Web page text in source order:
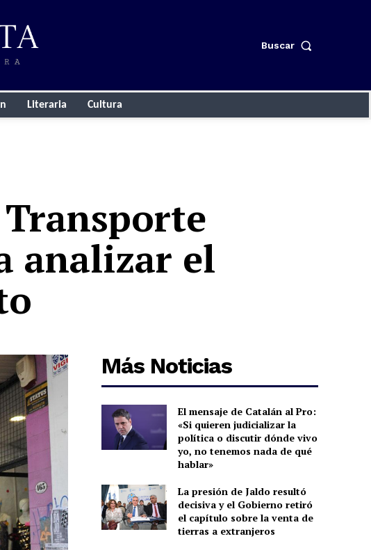
Buscar
Literaria Cultura
analizar el
Más Noticias
El mensaje de Catalán al Pro:
«Si quieren judicializar la
política o discutir dónde vivo
yo, no tenemos nada de qué
hablar»
La presión de Jaldo resultó
decisiva y el Gobierno retiró
el capítulo sobre la venta de
tierras a extranjeros